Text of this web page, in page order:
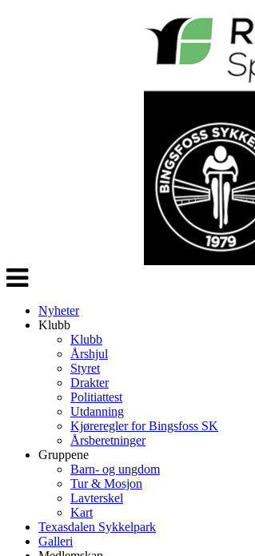
Veksle
navigasjon
Nyheter
Klubb
Klubb
Årshjul
Styret
Drakter
Politiattest
Utdanning
Kjøreregler for Bingsfoss SK
Årsberetninger
Gruppene
Barn- og ungdom
Tur & Mosjon
Lavterskel
Kart
Texasdalen Sykkelpark
Galleri